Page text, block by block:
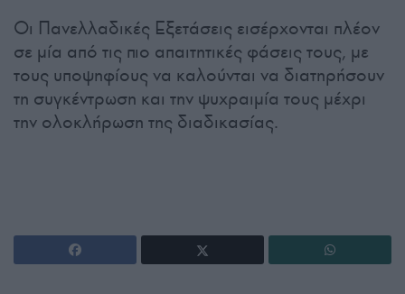
Οι Πανελλαδικές Εξετάσεις εισέρχονται πλέον
σε μία από τις πιο απαιτητικές φάσεις τους, με
τους υποψηφίους να καλούνται να διατηρήσουν
τη συγκέντρωση και την ψυχραιμία τους μέχρι
την ολοκλήρωση της διαδικασίας.